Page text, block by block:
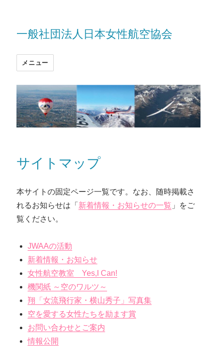
一般社団法人日本女性航空協会
メニュー
サイトマップ
本サイトの固定ページ一覧です。なお、随時掲載さ
れるお知らせは「 新着情報・お知らせの一覧 」をご
覧ください。
JWAAの活動
新着情報・お知らせ
女性航空教室 Yes,I Can!
機関紙 ～空のワルツ～
翔「女流飛行家・横山秀子」写真集
空を愛する女性たちを励ます賞
お問い合わせとご案内
情報公開